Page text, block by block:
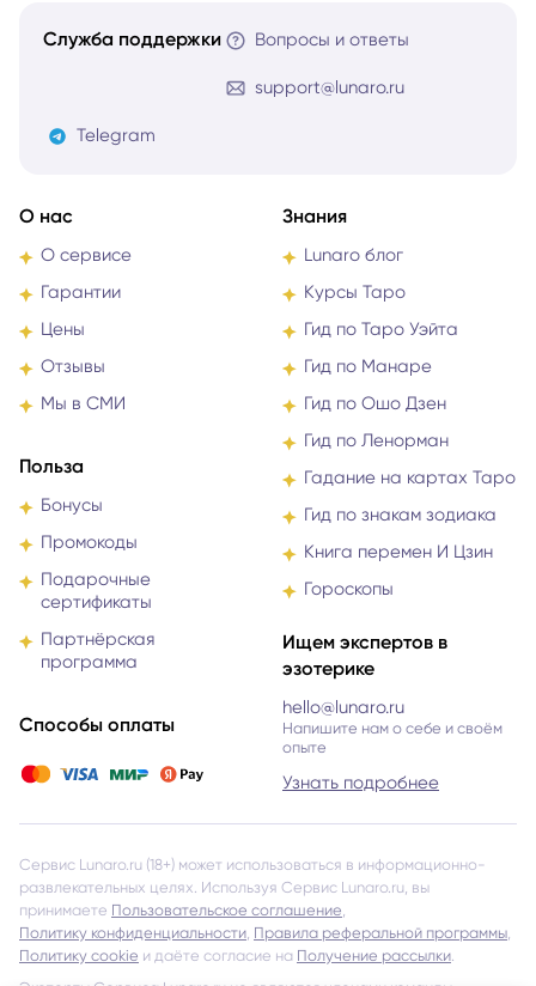
Служба поддержки Вопросы и ответы
support@lunaro.ru
Telegram
О нас
О сервисе
Гарантии
Цены
Отзывы
Мы в СМИ
Польза
Бонусы
Промокоды
Подарочные
сертификаты
Партнёрская
программа
Способы оплаты
Знания
Lunaro блог
Курсы Таро
Гид по Таро Уэйта
Гид по Манаре
Гид по Ошо Дзен
Гид по Ленорман
Гадание на картах Таро
Гид по знакам зодиака
Книга перемен И Цзин
Гороскопы
Ищем экспертов в
эзотерике
hello@lunaro.ru
Напишите нам о себе и своём
опыте
Узнать подробнее
Сервис Lunaro.ru (18+) может использоваться в информационно-
развлекательных целях. Используя Сервис Lunaro.ru, вы
принимаете Пользовательское соглашение
Политику конфиденциальности Правила реферальной программы
Политику cookie и даёте согласие на Получение рассылки